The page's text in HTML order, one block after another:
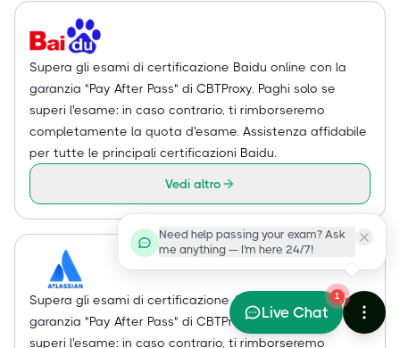
Supera gli esami di certificazione Baidu online con la
garanzia "Pay After Pass" di CBTProxy. Paghi solo se
superi l'esame: in caso contrario, ti rimborseremo
completamente la quota d'esame. Assistenza affidabile
per tutte le principali certificazioni Baidu.
Vedi altro
Supera gli esami di certificazione Atlassian online con la
garanzia "Pay After Pass" di CBTProxy. Paghi solo se
superi l'esame: in caso contrario, ti rimborseremo
Need help passing your exam? Ask
me anything — I'm here 24/7!
1
Live Chat